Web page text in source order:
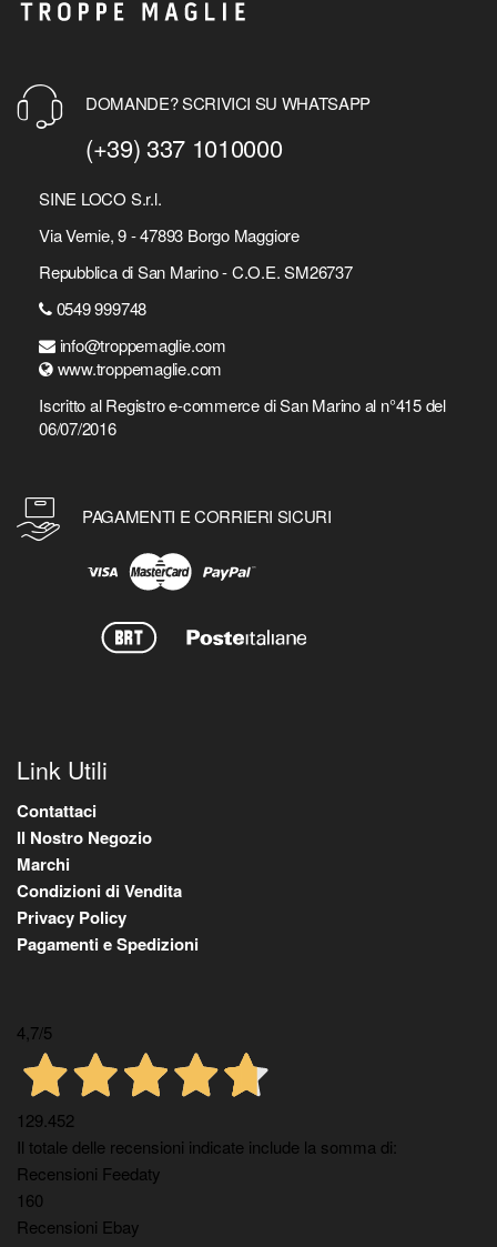
DOMANDE? SCRIVICI SU WHATSAPP
(+39) 337 1010000
SINE LOCO S.r.l.
Via Vernie, 9 - 47893 Borgo Maggiore
Repubblica di San Marino - C.O.E. SM26737
0549 999748
info@troppemaglie.com
www.troppemaglie.com
Iscritto al Registro e-commerce di San Marino al n°415 del
06/07/2016
PAGAMENTI E CORRIERI SICURI
Link Utili
Contattaci
Il Nostro Negozio
Marchi
Condizioni di Vendita
Privacy Policy
Pagamenti e Spedizioni
4,7/5
129.452
Il totale delle recensioni indicate include la somma di:
Recensioni Feedaty
160
Recensioni Ebay